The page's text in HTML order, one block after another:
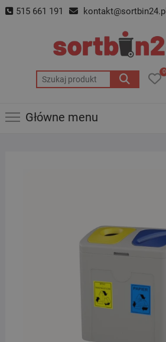
Skip 515 661 191 kontakt@sortbin24.pl
Szukaj:
0
Główne menu